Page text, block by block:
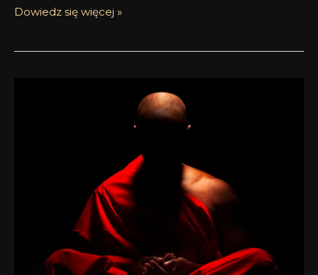
Dowiedz się więcej »